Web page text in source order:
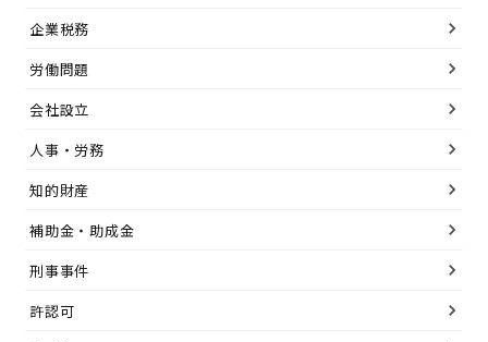
企業税務
労働問題
会社設立
人事・労務
知的財産
補助金・助成金
刑事事件
許認可